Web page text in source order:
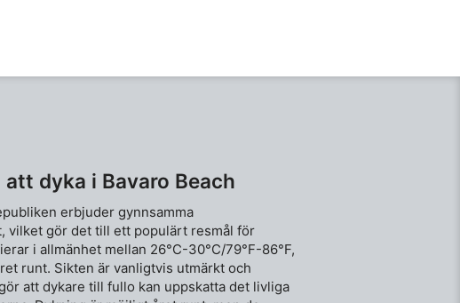
dyka i Bavaro Beach
erbjuder gynnsamma
vilket gör det till ett populärt resmål för
i allmänhet mellan 26°C-30°C/79°F-86°F,
runt. Sikten är vanligtvis utmärkt och
att dykare till fullo kan uppskatta det livliga